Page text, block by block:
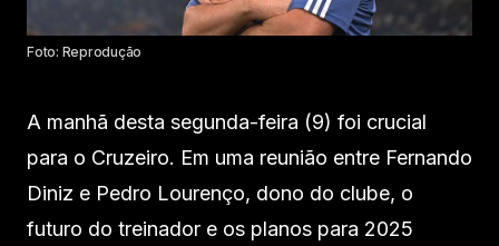
Foto: Reprodução
A manhã desta segunda-feira (9) foi crucial
para o Cruzeiro. Em uma reunião entre Fernando
Diniz e Pedro Lourenço, dono do clube, o
futuro do treinador e os planos para 2025